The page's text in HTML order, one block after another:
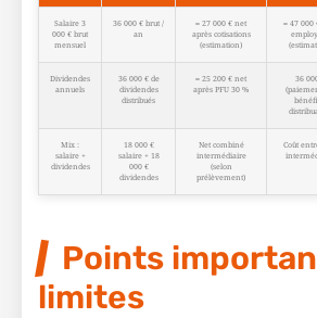
Salaire 3
000 € brut
mensuel
36 000 € brut /
an
≈ 27 000 € net
après cotisations
(estimation)
≈ 47 000
Dividendes
annuels
36 000 € de
dividendes
distribués
≈ 25 200 € net
après PFU 30 %
36
Mix :
salaire +
dividendes
18 000 €
salaire + 18
000 €
dividendes
Net combiné
intermédiaire
(selon
prélèvement)
Coût
Points
limites